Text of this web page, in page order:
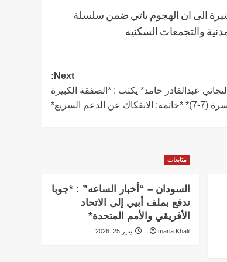
الى ان الهجوم ياتي ضمن سلسلة
والتجمعات السكنيه
Next:
عبدالقادر حامد* يكتب : *الصفقة الكبيرة
الانفكاك عن الدعم السريع*
متابعات
السودان – “أخبار الساعه” : *جوبا
تدفع بملف أبيي إلى الاتحاد
الأفريقي والأمم المتحدة*
maria Khalil يناير 25, 2026